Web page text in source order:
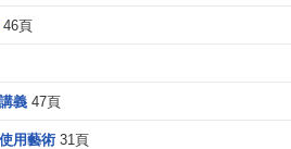
46頁
義 47頁
用藝術 31頁